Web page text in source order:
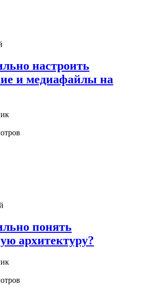
настроить
и медиафайлы на
понять
архитектуру?